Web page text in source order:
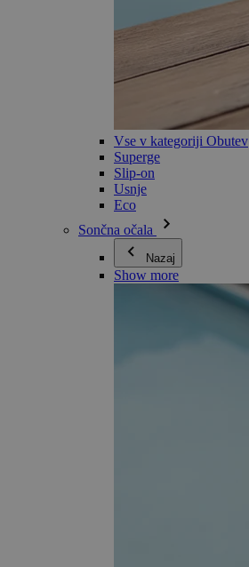
Vse v kategoriji Obutev
Superge
Slip-on
Usnje
Eco
Sončna očala
Nazaj
Show more